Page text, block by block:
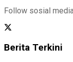
Follow sosial
Berita Terkini